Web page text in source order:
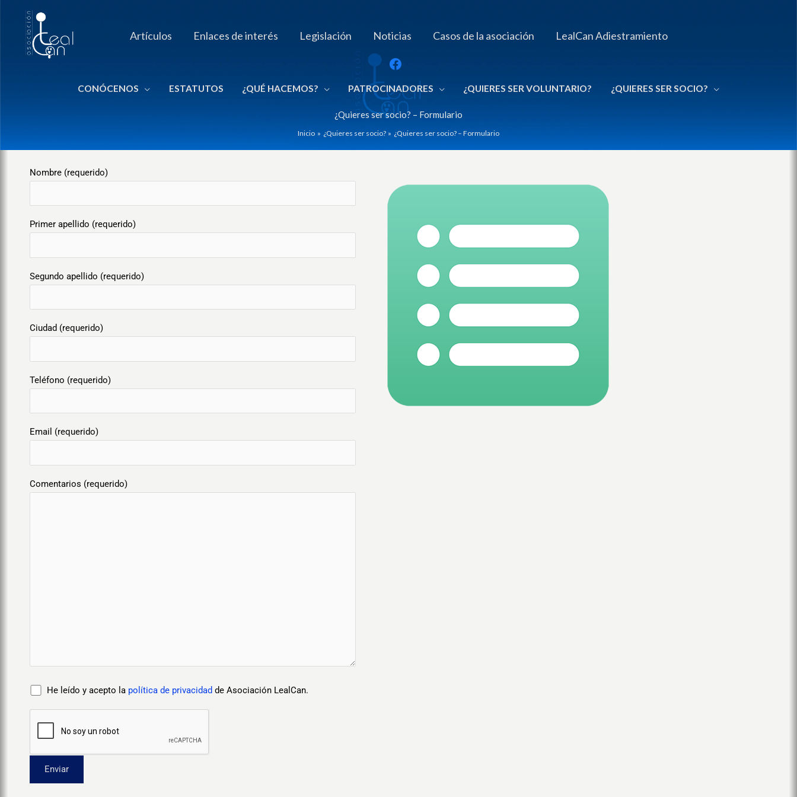
contenido
Artículos Enlaces de interés Legislación Noticias Casos de la asociación LealCan Adiestramiento
CONÓCENOS ESTATUTOS ¿QUÉ HACEMOS? PATROCINADORES ¿QUIERES SER VOLUNTARIO? ¿QUIERES SER SOCIO?
¿Quieres ser socio? – Formulario
Inicio ¿Quieres ser socio? ¿Quieres ser socio? – Formulario
Nombre (requerido)
Primer apellido (requerido)
Segundo apellido (requerido)
Ciudad (requerido)
Teléfono (requerido)
Email (requerido)
Comentarios (requerido)
He leído y acepto la política de privacidad de Asociación LealCan.